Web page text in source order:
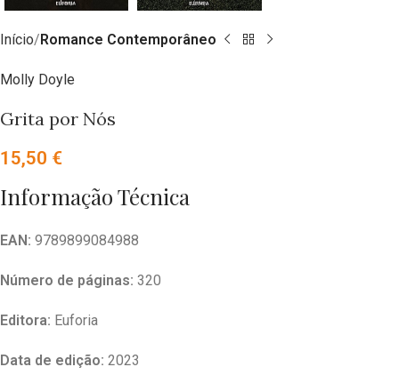
Início Romance Contemporâneo
Molly Doyle
Grita por Nós
15,50 €
Informação Técnica
EAN: 9789899084988
Número de páginas: 320
Editora: Euforia
Data de edição: 2023